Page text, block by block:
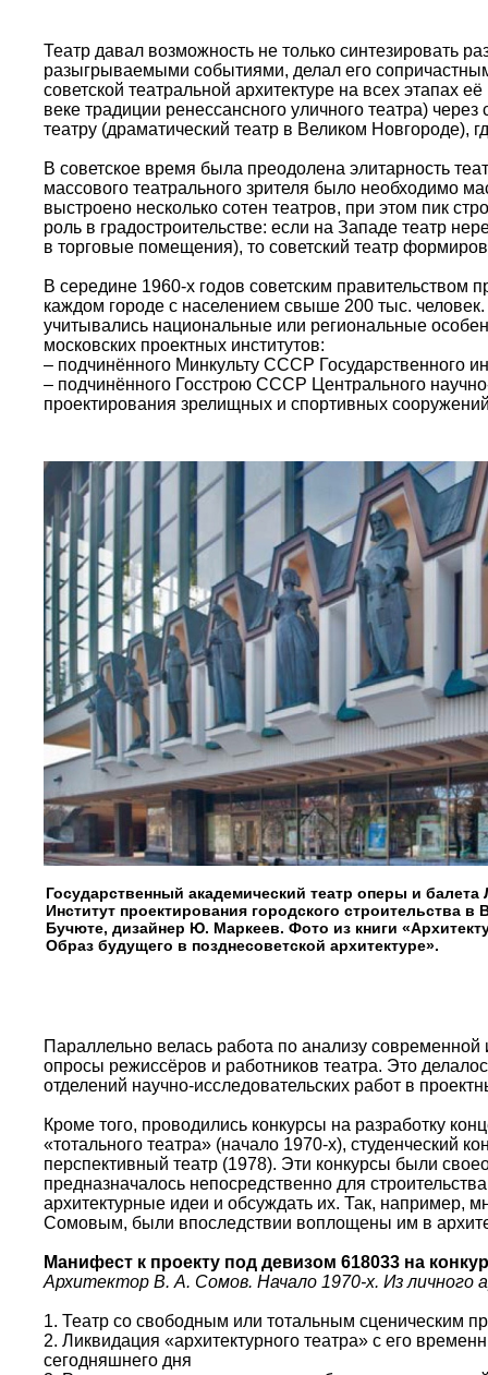
Театр давал возможность не только синтезировать
разыгрываемыми событиями, делал его
советской театральной архитектуре на всех этапах
веке традиции ренессансного уличного театра)
театру (драматический театр в Великом Новгороде),
В советское время была преодолена элитарность
массового театрального зрителя было необходимо
выстроено несколько сотен театров, при этом пик
роль в градостроительстве: если на Западе театр
в торговые помещения), то советский театр
В середине 1960-х годов советским правительством
каждом городе с населением свыше 200 тыс.
учитывались национальные или региональные
московских проектных институтов:
– подчинённого Минкульту СССР Государственного
– подчинённого Госстрою СССР Центрального
проектирования зрелищных и спортивных
Государственный академический театр оперы и балета
Институт проектирования городского строительства
Бучюте, дизайнер Ю. Маркеев. Фото из книги
Образ будущего в позднесоветской архитектуре».
Параллельно велась работа по анализу современной
опросы режиссёров и работников театра. Это
отделений научно-исследовательских работ в
Кроме того, проводились конкурсы на разработку
«тотального театра» (начало 1970-х), студенческий
перспективный театр (1978). Эти конкурсы были
предназначалось непосредственно для
архитектурные идеи и обсуждать их. Так, например,
Сомовым, были впоследствии воплощены им в
Манифест к проекту под девизом 618033 на
Архитектор В. А. Сомов. Начало 1970-х. Из личного
1. Театр со свободным или тотальным сценическим
2. Ликвидация «архитектурного театра» с его
сегодняшнего дня